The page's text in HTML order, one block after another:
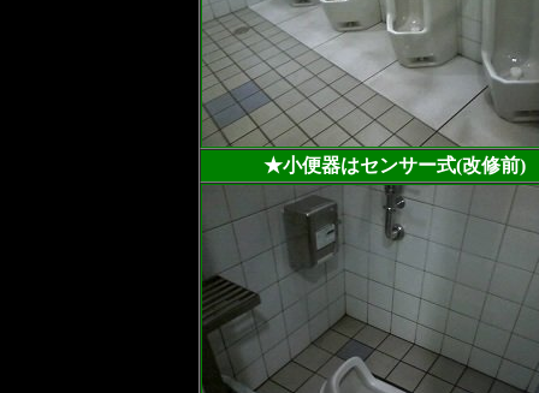
★小便器はセンサー式(改修前)